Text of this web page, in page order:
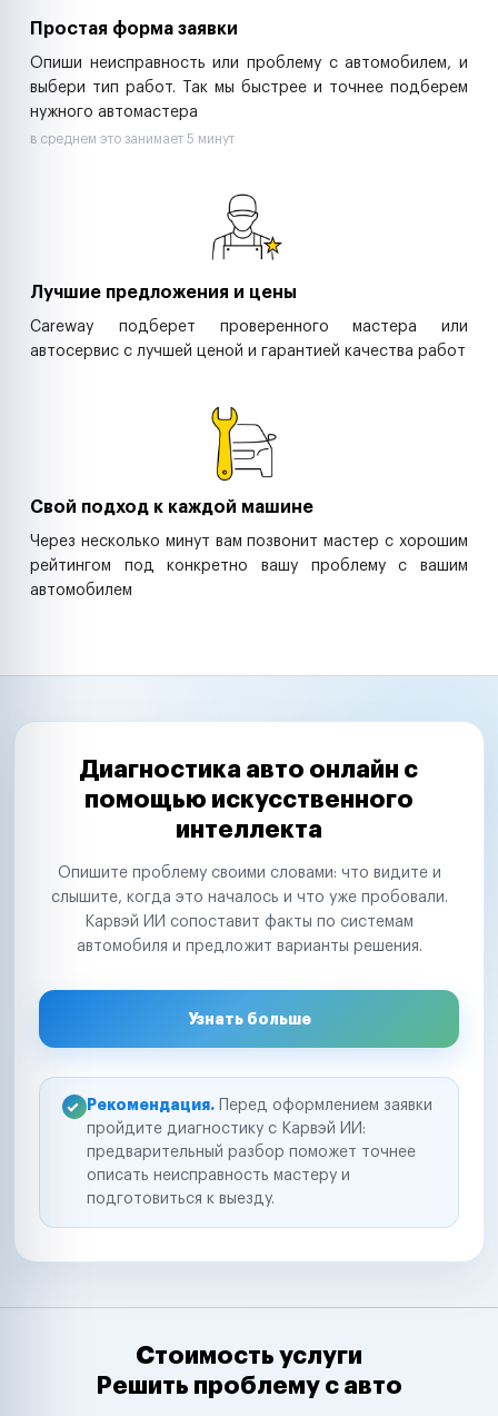
Простая форма заявки
Опиши неисправность или проблему с автомобилем, и
выбери тип работ. Так мы быстрее и точнее подберем
нужного автомастера
в среднем это занимает 5 минут
Лучшие предложения и цены
Careway подберет проверенного мастера или
автосервис с лучшей ценой и гарантией качества работ
Свой подход к каждой машине
Через несколько минут вам позвонит мастер с хорошим
рейтингом под конкретно вашу проблему с вашим
автомобилем
Диагностика авто онлайн с
помощью искусственного
интеллекта
Опишите проблему своими словами: что видите и
слышите, когда это началось и что уже пробовали.
Карвэй ИИ сопоставит факты по системам
автомобиля и предложит варианты решения.
Узнать больше
Рекомендация. Перед оформлением заявки
пройдите диагностику с Карвэй ИИ:
предварительный разбор поможет точнее
описать неисправность мастеру и
подготовиться к выезду.
Стоимость услуги
Решить проблему с авто